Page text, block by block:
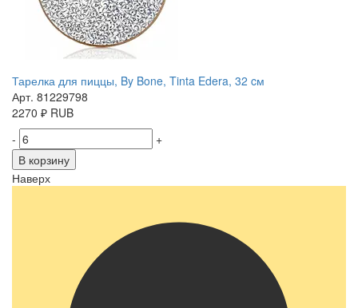
Тарелка для пиццы, By Bone, Tinta Edera, 32 cм
Арт. 81229798
2270 ₽ RUB
-
+
В корзину
Наверх